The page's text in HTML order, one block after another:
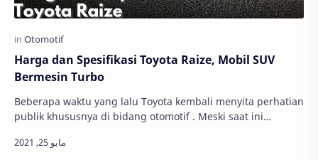
Harga dan Spesifikasi Toyota Raize, Mobil SUV
Bermesin Turbo
Beberapa waktu yang lalu Toyota kembali menyita perhatian
publik khususnya di bidang otomotif . Meski saat ini